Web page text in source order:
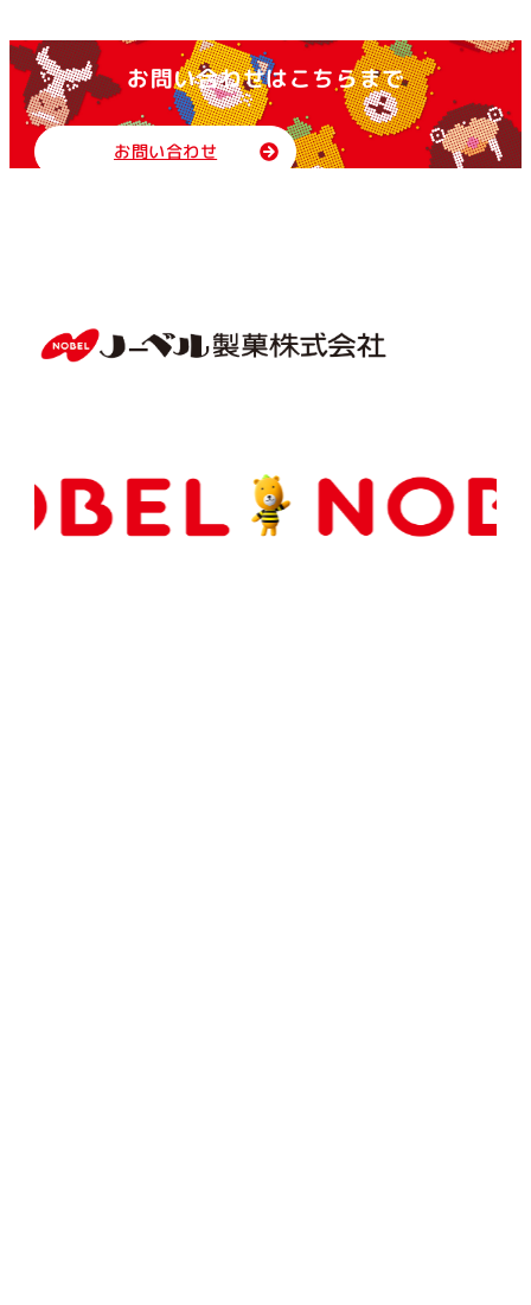
お問い合わせはこちらまで
お問い合わせ